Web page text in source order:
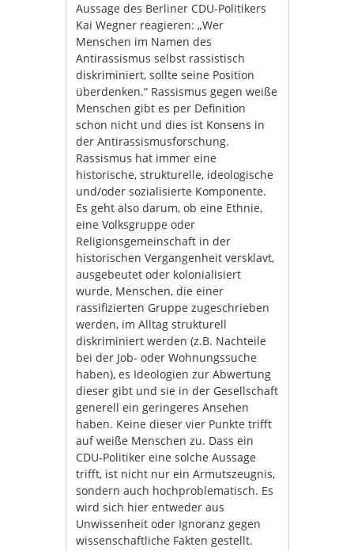
Aussage des Berliner CDU-Politikers
Kai Wegner reagieren: „Wer
Menschen im Namen des
Antirassismus selbst rassistisch
diskriminiert, sollte seine Position
überdenken.“ Rassismus gegen weiße
Menschen gibt es per Definition
schon nicht und dies ist Konsens in
der Antirassismusforschung.
Rassismus hat immer eine
historische, strukturelle, ideologische
und/oder sozialisierte Komponente.
Es geht also darum, ob eine Ethnie,
eine Volksgruppe oder
Religionsgemeinschaft in der
historischen Vergangenheit versklavt,
ausgebeutet oder kolonialisiert
wurde, Menschen, die einer
rassifizierten Gruppe zugeschrieben
werden, im Alltag strukturell
diskriminiert werden (z.B. Nachteile
bei der Job- oder Wohnungssuche
haben), es Ideologien zur Abwertung
dieser gibt und sie in der Gesellschaft
generell ein geringeres Ansehen
haben. Keine dieser vier Punkte trifft
auf weiße Menschen zu. Dass ein
CDU-Politiker eine solche Aussage
trifft, ist nicht nur ein Armutszeugnis,
sondern auch hochproblematisch. Es
wird sich hier entweder aus
Unwissenheit oder Ignoranz gegen
wissenschaftliche Fakten gestellt.